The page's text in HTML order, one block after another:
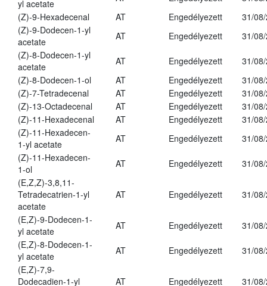
yl acetate
(Z)-9-Hexadecenal
AT Engedélyezett
31/
(Z)-9-Dodecen-1-yl
acetate
AT Engedélyezett
31/
(Z)-8-Dodecen-1-yl
acetate
AT Engedélyezett
31/
(Z)-8-Dodecen-1-ol
AT Engedélyezett
31/
(Z)-7-Tetradecenal
AT Engedélyezett
31/
(Z)-13-Octadecenal
AT Engedélyezett
31/
(Z)-11-Hexadecenal
AT Engedélyezett
31/
(Z)-11-Hexadecen-
1-yl acetate
AT Engedélyezett
31/
(Z)-11-Hexadecen-
1-ol
AT Engedélyezett
31/
(E,Z,Z)-3,8,11-
Tetradecatrien-1-yl
acetate
AT Engedélyezett 31/
(E,Z)-9-Dodecen-1-
yl acetate
AT Engedélyezett
31/
(E,Z)-8-Dodecen-1-
yl acetate
AT Engedélyezett
31/
(E,Z)-7,9-
Dodecadien-1-yl
AT Engedélyezett 31/